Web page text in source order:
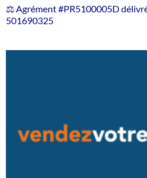
⚖️ Agrément #PR5100005D
501690325